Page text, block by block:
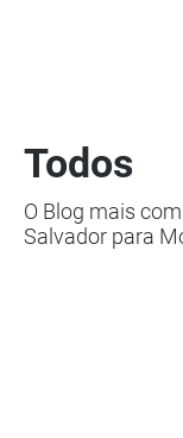
Todos
O Blog mais
Salvador para